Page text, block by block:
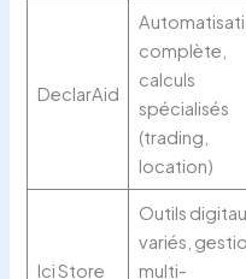
DeclarAid
complète,
calculs
spécialisés
(trading,
location)
Ici Store
Outils
variés,
multi-